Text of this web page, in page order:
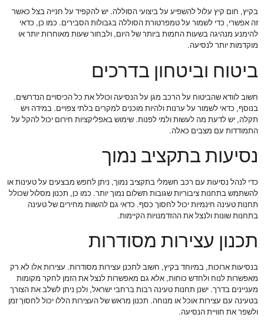
בקיץ, חום קיץ עלול להשפיע על ביצועי הסוללה. יש להקפיד על חנייה בצל כאשר
זה אפשרי, כדי לשמור על טמפרטורת הסוללה בגבולות הסבירים. כמו כן, כדאי
להימנע מנהיגה בשעות החמות ביותר של היום, ולבחור שעות מאוחרות יותר או
מוקדמות יותר לנסיעה.
ביטוח וביטחון בדרכים
חשוב לוודא שהביטוח על הרכב מגן על הנסיעה וכולל את כל הכיסויים הנדרשים.
בנוסף, כדאי לשמור על ערנות ולהיות מוכנים למקרים בלתי צפויים. במידה ויש
תקלה, יש לדעת מה לעשות ולמי לפנות. שימוש באפליקציות חירום יכול להקל על
התמודדות עם מצבים כאלה.
נסיעות בתקציב נמוך
כדי לנהל נסיעות עם רכב חשמלי בתקציב נמוך, ניתן לחפש מבצעים על טעינות או
להשתמש בתחנות ציבוריות שגובות תשלום נמוך יותר. כמו כן, תכנון מסלול שכולל
תחנות טעינה חינמיות יכול לחסוך כסף. כדאי גם להשוות מחירים של טעינה
בתחנות שונות ולנצל את ההזדמנויות הקיימות.
תכנון עצירות מסודרות
בנסיעות ארוכות, במיוחד בקיץ, חשוב לתכנן עצירות מסודרות. עצירות אלו לא רק
מאפשרות לנוח ולחדש כוחות, אלא גם מאפשרות לנצל את הזמן לחקר מקומות
מעניינים בדרך. ישנן תחנות טעינה רבות ברחבי ישראל, ולכן ניתן לשלב את הצורך
בטעינה עם עצירות אוכל או מנוחה. תכנון מראש של העצירות הללו יכול לחסוך זמן
ולשפר את חוויית הנסיעה.